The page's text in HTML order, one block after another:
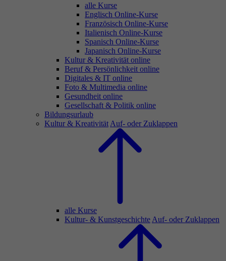
alle Kurse
Englisch Online-Kurse
Französisch Online-Kurse
Italienisch Online-Kurse
Spanisch Online-Kurse
Japanisch Online-Kurse
Kultur & Kreativität online
Beruf & Persönlichkeit online
Digitales & IT online
Foto & Multimedia online
Gesundheit online
Gesellschaft & Politik online
Bildungsurlaub
Kultur & Kreativität Auf- oder Zuklappen
alle Kurse
Kultur- & Kunstgeschichte Auf- oder Zuklappen